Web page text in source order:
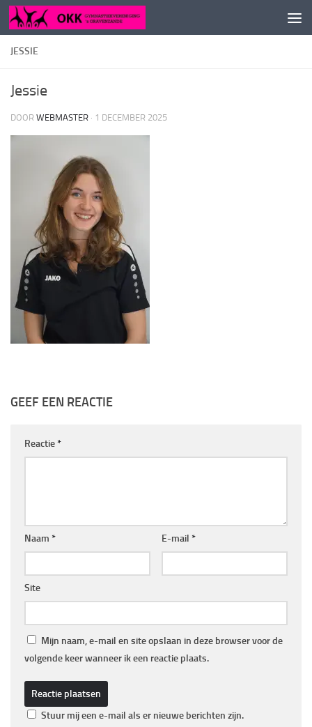
Doorgaan naar inhoud
JESSIE
Jessie
DOOR WEBMASTER · 1 DECEMBER 2025
GEEF EEN REACTIE
Reactie*
Naam * E-mail *
Site
Mijn naam, e-mail en site opslaan in deze browser voor de
volgende keer wanneer ik een reactie plaats.
Stuur mij een e-mail als er nieuwe berichten zijn.